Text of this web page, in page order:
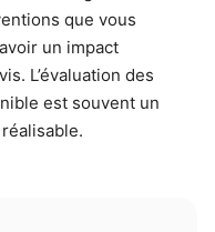
que vous
un impact
L’évaluation des
est souvent un